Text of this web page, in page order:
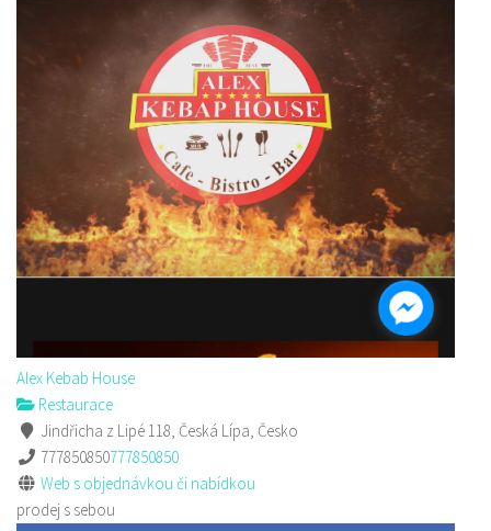
Alex Kebab House
Restaurace
Jindřicha z Lipé 118, Česká Lípa, Česko
777850850777850850
Web s objednávkou či nabídkou
prodej s sebou